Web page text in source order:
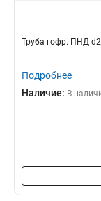
Труба гофр. ПНД
Подробнее
Наличие: В